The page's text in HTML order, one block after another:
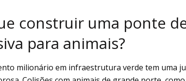
construir uma ponte
para animais?
milionário em infraestrutura verde tem uma